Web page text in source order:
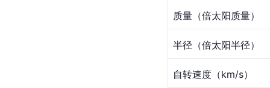
质量（倍太阳质量）
半径（倍太阳半径）
自转速度（km/s）